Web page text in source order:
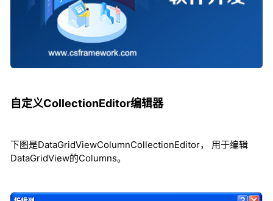
自定义CollectionEditor编辑器
下图是DataGridViewColumnCollectionEditor， 用于编辑
DataGridView的Columns。